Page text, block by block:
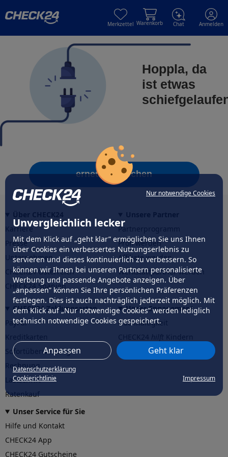
Nur notwendige Cookies
Unvergleichlich lecker
Mit dem Klick auf „geht klar” ermöglichen Sie uns Ihnen
über Cookies ein verbessertes Nutzungserlebnis zu
servieren und dieses kontinuierlich zu verbessern. So
können wir Ihnen bei unseren Partnern personalisierte
Werbung und passende Angebote anzeigen. Über
„anpassen” können Sie Ihre persönlichen Präferenzen
festlegen. Dies ist auch nachträglich jederzeit möglich. Mit
dem Klick auf „Nur notwendige Cookies” werden lediglich
technisch notwendige Cookies gespeichert.
Anpassen Geht klar
Datenschutzerklärung
Cookierichtlinie
Impressum
Merkzettel Warenkorb Chat Anmelden
Hoppla, da
ist etwas
erneut versuchen
Karriere
Presse
Unternehmen
CHECK24 Österreich
CHECK24 Spanien
Partnerprogramm
Profi werden
Affiliate werden
Werkstattpartner werden
CHECK24 Zahlungsarten
PayPal
Sofortüberweisung
Rechnung
Lastschrift
Ratenkauf
Unser Engagement
Nachhaltigkeit
CHECK24hilftder Natur
Unser Service für Sie
Hilfe und Kontakt
CHECK24 App
CHECK24 Gutscheine